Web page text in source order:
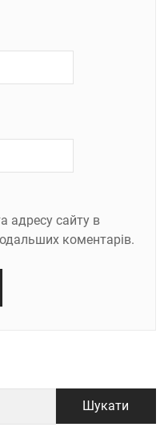
адресу сайту в
коментарів.